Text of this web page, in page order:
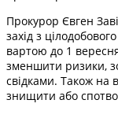
Прокурор Євген
захід з
вартою до 1
зменшити ризики,
свідками. Також на
знищити або